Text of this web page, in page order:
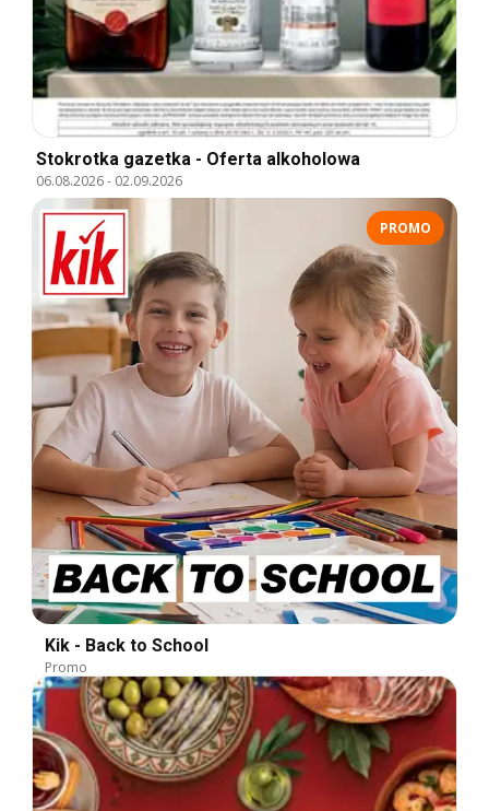
Stokrotka gazetka - Oferta alkoholowa
06.08.2026- 02.09.2026
PROMO
Kik - Back to School
Promo